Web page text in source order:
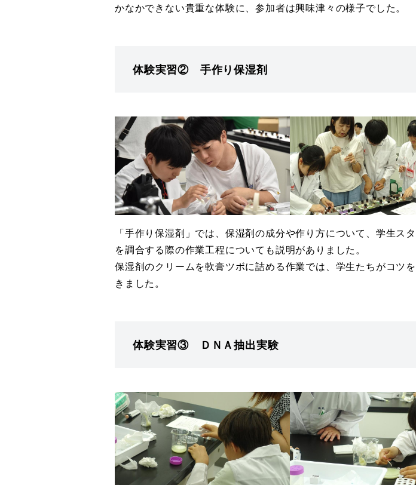
かなかできない貴重な体験に、参加者は興味津々の様子でした。
体験実習② 手作り保湿剤
「手作り保湿剤」では、保湿剤の成分や作り方について、学生
を調合する際の作業工程についても説明がありました。
保湿剤のクリームを軟膏ツボに詰める作業では、学生たちがコツ
きました。
体験実習③ ＤＮＡ抽出実験